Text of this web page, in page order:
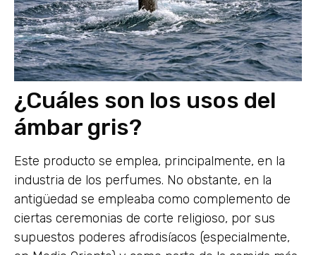
¿Cuáles son los usos del
ámbar gris?
Este producto se emplea, principalmente, en la
industria de los perfumes. No obstante, en la
antigüedad se empleaba como complemento de
ciertas ceremonias de corte religioso, por sus
supuestos poderes afrodisíacos (especialmente,